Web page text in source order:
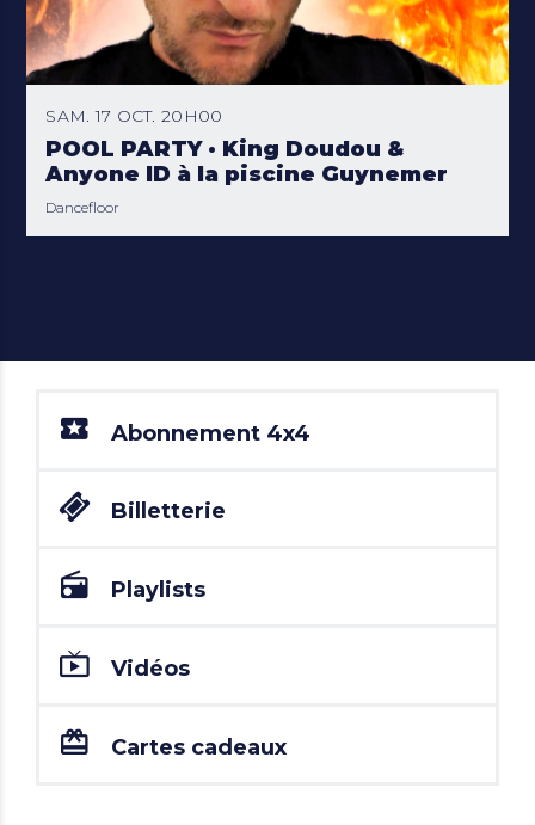
SAM. 17 OCT. 20H00
POOL PARTY · King Doudou &
Anyone ID à la piscine Guynemer
Dancefloor
Abonnement 4x4
Billetterie
Playlists
Vidéos
Cartes cadeaux